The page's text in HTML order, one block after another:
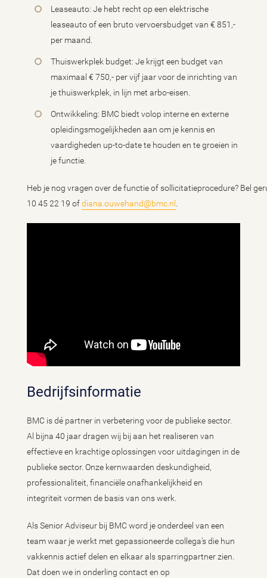
Leaseauto: Je hebt recht op een elektrische
leaseauto of een bruto vervoersbudget van € 851,-
per maand.
Thuiswerkplek budget: Je krijgt een budget van
maximaal € 750,- per vijf jaar voor de inrichting van
je thuiswerkplek, in lijn met arbo-eisen.
Ontwikkeling: BMC biedt volop interne en externe
opleidingsmogelijkheden aan om je kennis en
vaardigheden up-to-date te houden en te groeien in
je functie.
Heb je nog vragen over de functie of sollicitatieprocedure? Bel
10 45 22 19 ofdiana.ouwehand@bmc.nl .
Bedrijfsinformatie
BMC is dé partner in verbetering voor de publieke sector.
Al bijna 40 jaar dragen wij bij aan het realiseren van
effectieve en krachtige oplossingen voor uitdagingen in de
publieke sector. Onze kernwaarden deskundigheid,
professionaliteit, financiële onafhankelijkheid en
integriteit vormen de basis van ons werk.
Als Senior Adviseur bij BMC word je onderdeel van een
team waar je werkt met gepassioneerde collega's die hun
vakkennis actief delen en elkaar als sparringpartner zien.
Dat doen we in onderling contact en op